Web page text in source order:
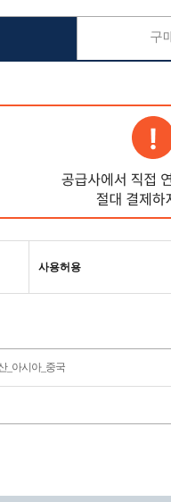
사용허용
_아시아_중국
구